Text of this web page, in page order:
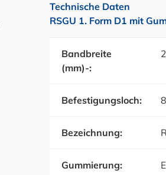
Technische Daten
RSGU 1. Form D1 mit
Bandbreite
(mm)-:
Befestigungsloch:
Bezeichnung:
Gummierung: